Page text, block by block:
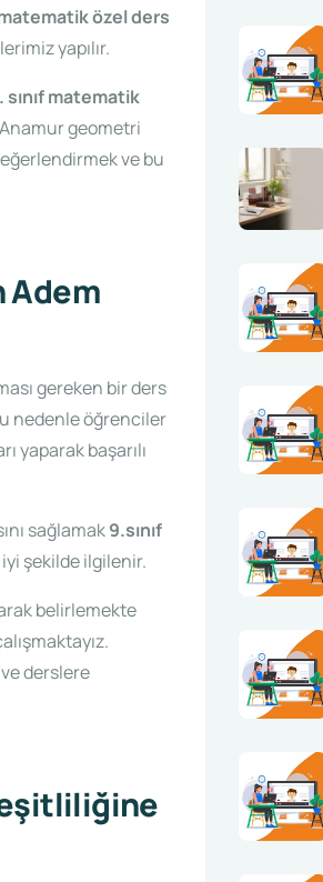
matematik özel ders
yapılır.
sınıf matematik
geometri
ve bu
Adem
gereken bir ders
nedenle öğrenciler
yaparak başarılı
sağlamak9.sınıf
şekilde ilgilenir.
belirlemekte
derslere